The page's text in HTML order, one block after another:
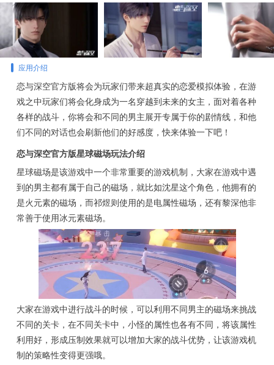
应用介绍
恋与深空官方版将会为玩家们带来超真实的恋爱模拟体验，在游
戏之中玩家们将会化身成为一名穿越到未来的女主，面对着各种
各样的战斗，你将会和不同的男主展开专属于你的剧情线，和他
们不同的对话也会刷新他们的好感度，快来体验一下吧！
恋与深空官方版星球磁场玩法介绍
星球磁场是该游戏中一个非常重要的游戏机制，大家在游戏中遇
到的男主都有属于自己的磁场，就比如沈星这个角色，他拥有的
是火元素的磁场，而祁煜则使用的是电属性磁场，还有黎深他非
常善于使用冰元素磁场。
大家在游戏中进行战斗的时候，可以利用不同男主的磁场来挑战
不同的关卡，在不同关卡中，小怪的属性也各有不同，将该属性
利用好，形成压制效果就可以增加大家的战斗优势，让该游戏机
制的策略性变得更强哦。